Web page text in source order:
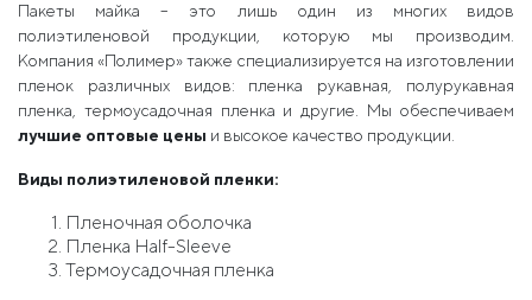
Пакеты майка – это лишь один из многих видов
полиэтиленовой продукции, которую мы производим.
Компания «Полимер» также специализируется на изготовлении
пленок различных видов: пленка рукавная, полурукавная
пленка, термоусадочная пленка и другие. Мы обеспечиваем
лучшие оптовые цены и высокое качество продукции.
Виды полиэтиленовой пленки:
Пленочная оболочка
Пленка Half-Sleeve
Термоусадочная пленка